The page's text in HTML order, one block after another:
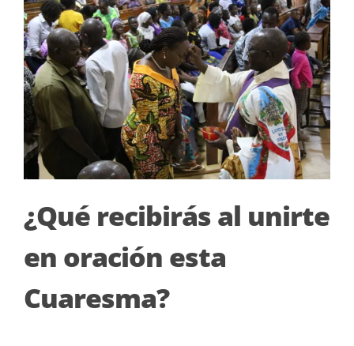
¿Qué recibirás al unirte
en oración esta
Cuaresma?